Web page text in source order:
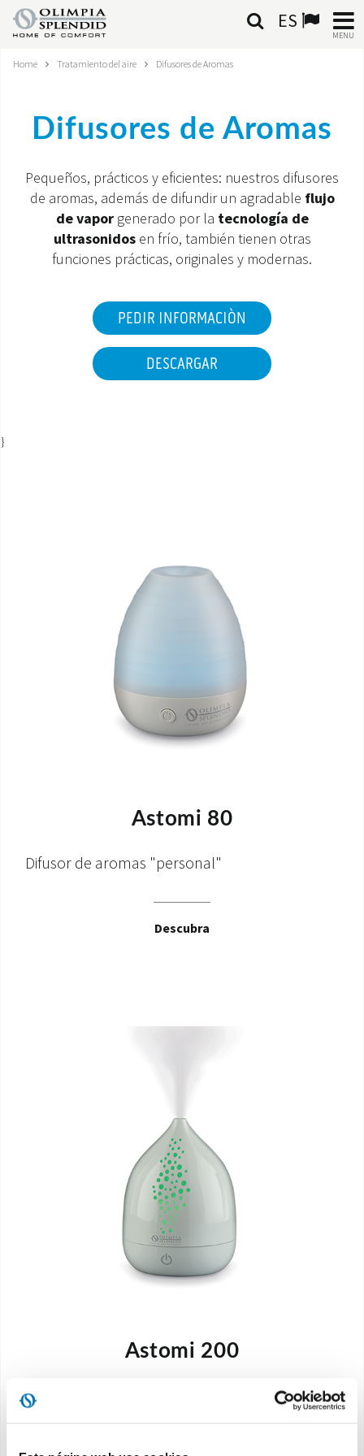
ES
MENU
ESPAÑOL
CALEFACCIÓN
TRATAMIENTO DEL AIRE
CONTACTA CON NOSOTROS
Home Tratamiento del aire Difusores de Aromas
Difusores de Aromas
Pequeños, prácticos y eficientes: nuestros difusores
de aromas, además de difundir un agradable flujo
de vaporgenerado por la tecnología de
ultrasonidosen frío, también tienen otras
funciones prácticas, originales y modernas.
PEDIR INFORMACIÒN
DESCARGAR
}
Astomi 80
Difusor de aromas "personal"
Descubra
Astomi 200
El difusor de aromas que purifica y humidifica
en total seguridad